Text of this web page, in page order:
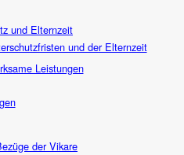
und Elternzeit
und der Elternzeit
Leistungen
der Vikare